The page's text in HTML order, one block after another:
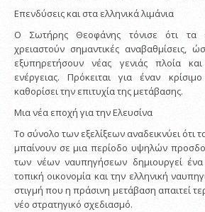
Επενδύσεις και στα ελληνικά λιμάνια
Ο Σωτήρης Θεοφάνης τόνισε ότι τα
χρειαστούν σημαντικές αναβαθμίσεις,
εξυπηρετήσουν νέας γενιάς πλοία
ενέργειας. Πρόκειται για έναν
καθορίσει την επιτυχία της μετάβασης.
Μια νέα εποχή για την Ελευσίνα
Το σύνολο των εξελίξεων αναδεικνύει ότι
μπαίνουν σε μια περίοδο υψηλών
των νέων ναυπηγήσεων δημιουργεί
τοπική οικονομία και την ελληνική
στιγμή που η πράσινη μετάβαση απαιτεί
νέο στρατηγικό σχεδιασμό.